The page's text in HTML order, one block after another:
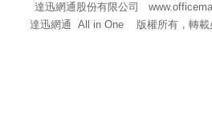
達迅網通股份有限公司
達迅網通 All in One 版權所有，轉